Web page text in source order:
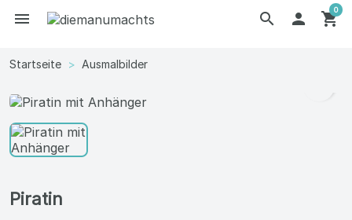
search
menu  shopping_cart
0
Startseite Ausmalbilder
Piratin